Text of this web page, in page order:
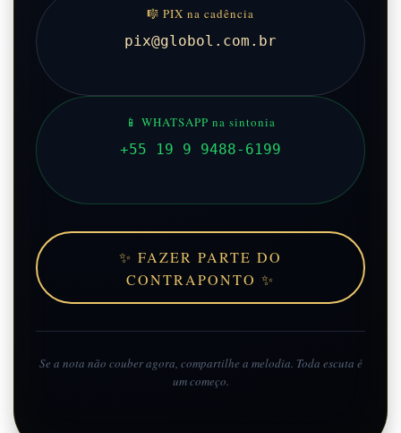
🎼 PIX na cadência
pix@globol.com.br
📱 WHATSAPP na sintonia
+55 19 9 9488-6199
✨ FAZER PARTE DO
CONTRAPONTO ✨
Se a nota não couber agora, compartilhe a melodia. Toda escuta é
um começo.